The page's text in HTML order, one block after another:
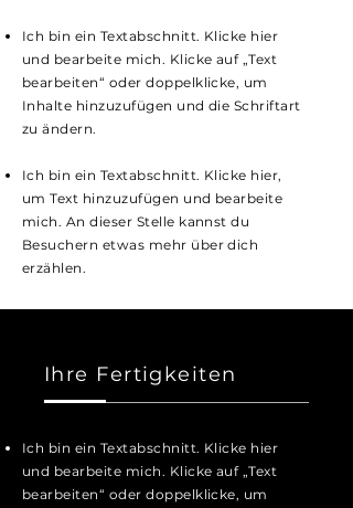
Ich bin ein Textabschnitt. Klicke hier
und bearbeite mich. Klicke auf „Text
bearbeiten“ oder doppelklicke, um
Inhalte hinzuzufügen und die Schriftart
zu ändern.
Ich bin ein Textabschnitt. Klicke hier,
um Text hinzuzufügen und bearbeite
mich. An dieser Stelle kannst du
Besuchern etwas mehr über dich
erzählen.
Ihre Fertigkeiten
Ich bin ein Textabschnitt. Klicke hier
und bearbeite mich. Klicke auf „Text
bearbeiten“ oder doppelklicke, um